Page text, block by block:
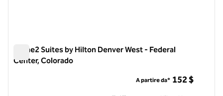
Home2 Suites by Hilton Denver West - Federal
Center, Colorado
A partire da* 152 $